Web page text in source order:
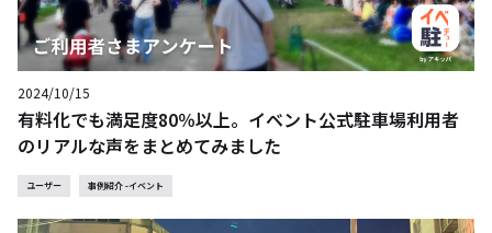
2024/10/15
有料化でも満足度80％以上。イベント公式駐車場利用者
のリアルな声をまとめてみました
ユーザー 事例紹介 -イベント